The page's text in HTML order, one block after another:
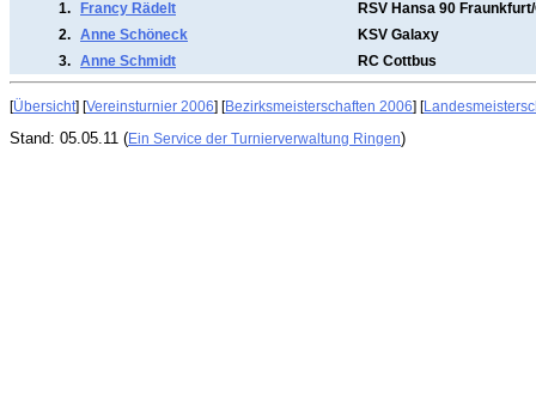
1. Francy Rädelt
RSV Hansa 90
2. Anne Schöneck
KSV Galaxy
3. Anne Schmidt RC Cottbus
[Übersicht] [Vereinsturnier 2006] [Bezirksmeisterschaften 2006] [
Stand: 05.05.11 (Ein Service der Turnierverwaltung Ringen)